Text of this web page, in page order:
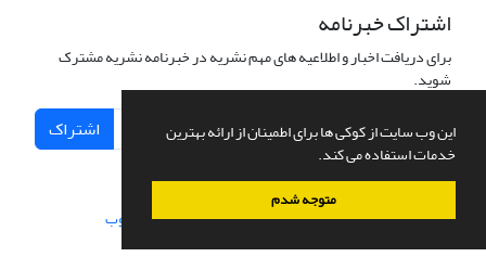
این وب سایت از کوکی ها برای اطمینان از ارائه بهترین
خدمات استفاده می کند.
متوجه شدم
اشتراک خبرنامه
برای دریافت اخبار و اطلاعیه های مهم نشریه در خبرنامه نشریه مشترک
شوید.
اشتراک
سامانه مدیریت نشریات علمی.طراحی و پیاده سازی از سیناوب